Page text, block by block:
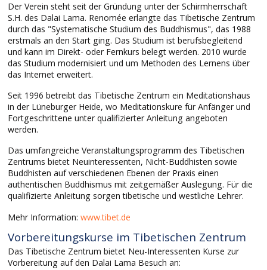
Der Verein steht seit der Gründung unter der Schirmherrschaft
S.H. des Dalai Lama. Renomée erlangte das Tibetische Zentrum
durch das "Systematische Studium des Buddhismus", das 1988
erstmals an den Start ging. Das Studium ist berufsbegleitend
und kann im Direkt- oder Fernkurs belegt werden. 2010 wurde
das Studium modernisiert und um Methoden des Lernens über
das Internet erweitert.
Seit 1996 betreibt das Tibetische Zentrum ein Meditationshaus
in der Lüneburger Heide, wo Meditationskure für Anfänger und
Fortgeschrittene unter qualifizierter Anleitung angeboten
werden.
Das umfangreiche Veranstaltungsprogramm des Tibetischen
Zentrums bietet Neuinteressenten, Nicht-Buddhisten sowie
Buddhisten auf verschiedenen Ebenen der Praxis einen
authentischen Buddhismus mit zeitgemäßer Auslegung. Für die
qualifizierte Anleitung sorgen tibetische und westliche Lehrer.
Mehr Information: www.tibet.de
Vorbereitungskurse im Tibetischen Zentrum
Das Tibetische Zentrum bietet Neu-Interessenten Kurse zur
Vorbereitung auf den Dalai Lama Besuch an: